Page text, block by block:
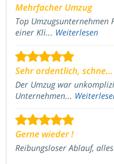
Mehrfacher Umzug
Top Umzugsunternehmen
einer Kli... Weiterlesen
Sehr ordentlich, schne...
Der Umzug war
Unternehmen...
Gerne wieder !
Reibungsloser Ablauf,